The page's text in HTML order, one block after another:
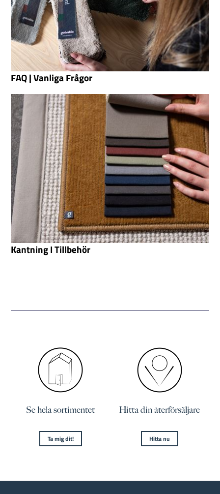
FAQ | Vanliga Frågor
Kantning I Tillbehör
Se hela sortimentet
Ta mig dit!
Hitta din återförsäljare
Hitta nu